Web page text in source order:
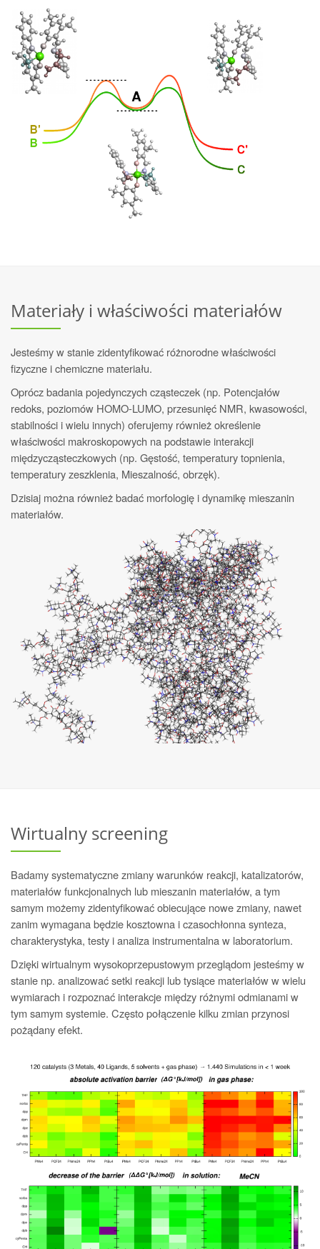
Materiały i właściwości materiałów
Jesteśmy w stanie zidentyfikować różnorodne właściwości
fizyczne i chemiczne materiału.
Oprócz badania pojedynczych cząsteczek (np. Potencjałów
redoks, poziomów HOMO-LUMO, przesunięć NMR, kwasowości,
stabilności i wielu innych) oferujemy również określenie
właściwości makroskopowych na podstawie interakcji
międzycząsteczkowych (np. Gęstość, temperatury topnienia,
temperatury zeszklenia, Mieszalność, obrzęk).
Dzisiaj można również badać morfologię i dynamikę mieszanin
materiałów.
Wirtualny screening
Badamy systematyczne zmiany warunków reakcji, katalizatorów,
materiałów funkcjonalnych lub mieszanin materiałów, a tym
samym możemy zidentyfikować obiecujące nowe zmiany, nawet
zanim wymagana będzie kosztowna i czasochłonna synteza,
charakterystyka, testy i analiza instrumentalna w laboratorium.
Dzięki wirtualnym wysokoprzepustowym przeglądom jesteśmy w
stanie np. analizować setki reakcji lub tysiące materiałów w wielu
wymiarach i rozpoznać interakcje między różnymi odmianami w
tym samym systemie. Często połączenie kilku zmian przynosi
pożądany efekt.